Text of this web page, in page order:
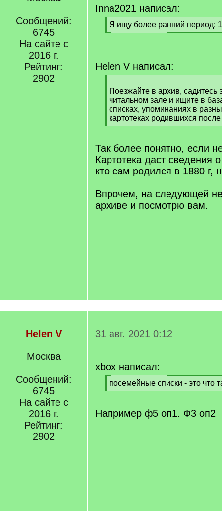
Сообщений:
6745
На сайте с
2016 г.
Рейтинг:
2902
Inna2021 написал:
[
q
Я ищу более ранний период:
[
]
Helen V написал:
q
]
Поезжайте в архив, садитесь
читальном зале и ищите в
списках, упоминаниях в
картотеках родившихся после
[
q
]
Так более понятно, если
Картотека даст сведения
кто сам родился в 1880 г,
Впрочем, на следующей
архиве и посмотрю вам.
Helen V
Москва
Сообщений:
6745
На сайте с
2016 г.
Рейтинг:
2902
31 авг. 2021 0:12
xbox написал:
[
q
посемейные списки - это что
[
q
]
Например ф5 оп1. Ф3 оп2